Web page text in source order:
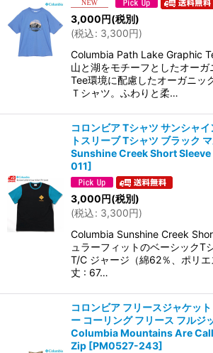
3,000円(税別)
(税込: 3,300円)
Columbia Path Lake Graphic
山と湖をモチーフとしたオーガ
Tee環境に配慮したオーガニッ
Ｔシャツ。ふわりと柔…
コロンビア Tシャツ サンシャ
トスリーブ Tシャツ ブラック
Sunshine Creek Short Sleeve
011]
3,000円(税別)
(税込: 3,300円)
Columbia Sunshine Creek
ュラーフィットのベーシックT
T/C ジャージ（綿62％、ポリ
丈 : 67…
コロンビア フリースジャケッ
ー コーリング フリース フルジ
Columbia Mountains Are
Zip [PM0527-243]